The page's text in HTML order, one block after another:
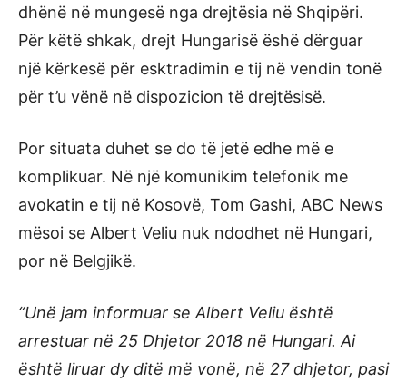
dhënë në mungesë nga drejtësia në Shqipëri.
Për këtë shkak, drejt Hungarisë ëshë dërguar
një kërkesë për esktradimin e tij në vendin tonë
për t’u vënë në dispozicion të drejtësisë.
Por situata duhet se do të jetë edhe më e
komplikuar. Në një komunikim telefonik me
avokatin e tij në Kosovë, Tom Gashi, ABC News
mësoi se Albert Veliu nuk ndodhet në Hungari,
por në Belgjikë.
“Unë jam informuar se Albert Veliu është
arrestuar në 25 Dhjetor 2018 në Hungari. Ai
është liruar dy ditë më vonë, në 27 dhjetor, pasi